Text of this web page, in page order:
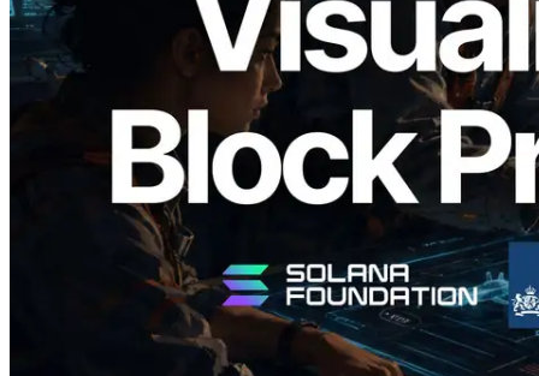
Analyzer — Visualización del tiempo de
producción de bloque por slot y del
Validador asignado
Leer este artículo